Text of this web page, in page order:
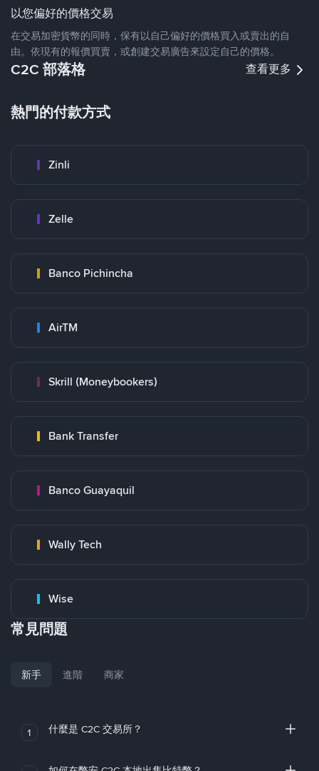
以您偏好的價格交易
在交易加密貨幣的同時，保有以自己偏好的價格買入或賣出的自
由。依現有的報價買賣，或創建交易廣告來設定自己的價格。
C2C 部落格 查看更多
熱門的付款方式
Zinli
Zelle
Banco Pichincha
AirTM
Skrill (Moneybookers)
Bank Transfer
Banco Guayaquil
Wally Tech
Wise
常見問題
新手 進階 商家
1 什麼是 C2C 交易所？